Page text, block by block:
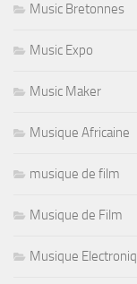
Music Bretonnes
Music Expo
Music Maker
Musique Africaine
musique de film
Musique de Film
Musique